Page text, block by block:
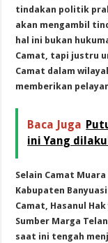
tindakan politik
akan mengambil
hal ini bukan
Camat, tapi justru
Camat dalam
memberikan
Baca Juga
ini Yang
Selain Camat
Kabupaten
Camat, Hasanul
Sumber Marga
saat ini tengah